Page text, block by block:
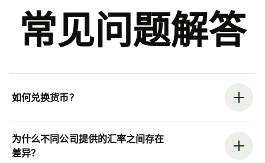
常见问题解答
如何兑换货币？
为什么不同公司提供的汇率之间存在
差异？